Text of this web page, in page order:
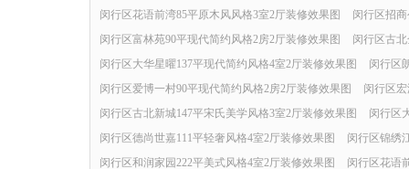
闵行区花语前湾85平原木风风格3室2厅装修效果图
闵行区招
闵行区富林苑90平现代简约风格2房2厅装修效果图
闵行区古
闵行区大华星曜137平现代简约风格4室2厅装修效果图
闵行区
闵行区爱博一村90平现代简约风格2房2厅装修效果图
闵行区
闵行区古北新城147平宋氏美学风格3室2厅装修效果图
闵行区
闵行区德尚世嘉111平轻奢风格4室2厅装修效果图
闵行区锦绣
闵行区和润家园222平美式风格4室2厅装修效果图
闵行区花语